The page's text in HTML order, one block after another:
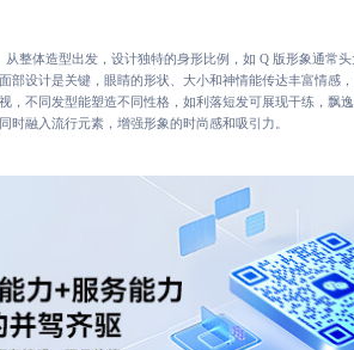
整体造型出发，设计独特的身形比例，如 Q 版形象通常头
部设计是关键，眼睛的形状、大小和神情能传达丰富情感
，不同发型能塑造不同性格，如利落短发可展现干练，飘
时融入流行元素，增强形象的时尚感和吸引力。